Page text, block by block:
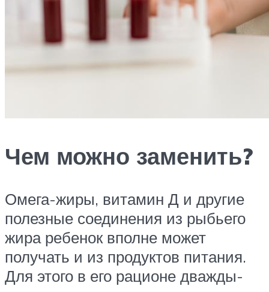
Чем можно заменить?
Омега-жиры, витамин Д и другие
полезные соединения из рыбьего
жира ребенок вполне может
получать и из продуктов питания.
Для этого в его рационе дважды-